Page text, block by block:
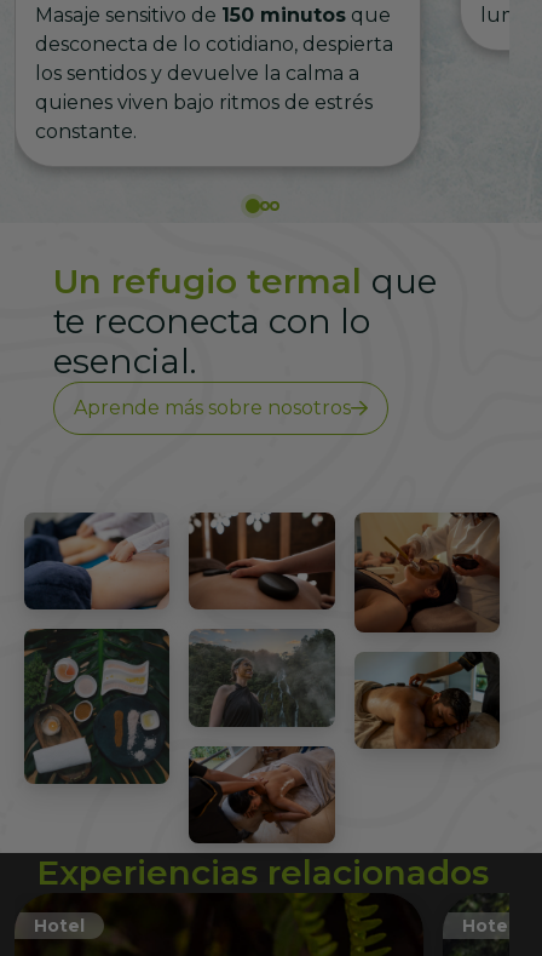
Masaje sensitivo de 150 minutos que
desconecta de lo cotidiano, despierta
los sentidos y devuelve la calma a
quienes viven bajo ritmos de estrés
constante.
Un refugio termal que
te reconecta con lo
esencial.
Aprende más sobre nosotros
Experiencias relacionados
Hotel Hotel